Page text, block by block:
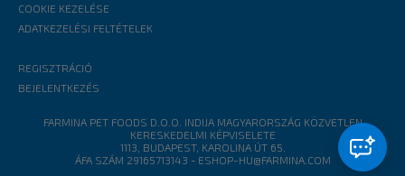
COOKIE KEZELÉSE
ADATKEZELÉSI FELTÉTELEK
REGISZTRÁCIÓ
BEJELENTKEZÉS
FARMINA PET FOODS D.O.O. INDIJA MAGYARORSZÁG KÖZVETLEN
KERESKEDELMI KÉPVISELETE
1113, BUDAPEST, KAROLINA ÚT 65.
ÁFA SZÁM 29165713143 - ESHOP-HU@FARMINA.COM